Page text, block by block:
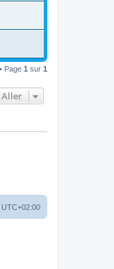
Page 1 sur 1
Aller
UTC+02:00